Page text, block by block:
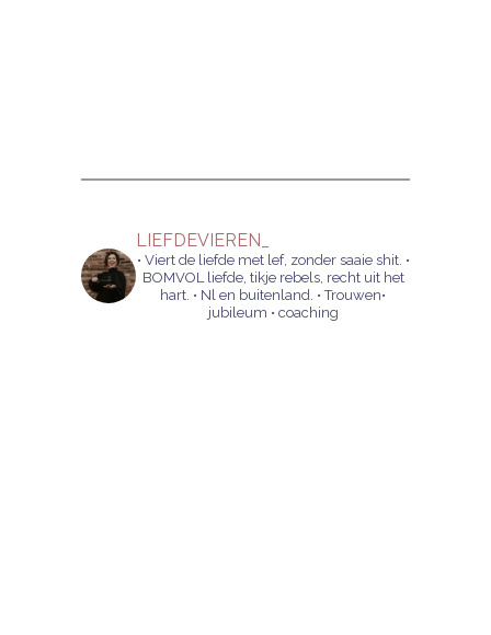
LIEFDEVIEREN_
• Viert de liefde met lef, zonder saaie shit. •
BOMVOL liefde, tikje rebels, recht uit het
hart. • Nl en buitenland. • Trouwen•
jubileum • coaching